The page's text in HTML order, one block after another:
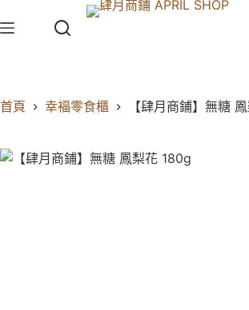
首頁 幸褔零食櫃 【肆月商鋪】無糖